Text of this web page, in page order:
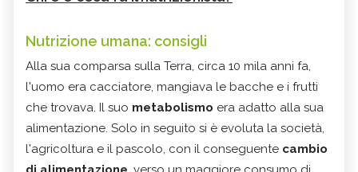
Nutrizione umana: consigli
Alla sua comparsa sulla Terra, circa 10 mila anni fa,
l'uomo era cacciatore, mangiava le bacche e i frutti
che trovava. Il suo metabolismo era adatto alla sua
alimentazione. Solo in seguito si è evoluta la società,
l'agricoltura e il pascolo, con il conseguente cambio